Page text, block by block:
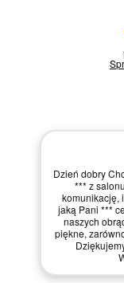
Dzień dobry
*** z
komunikację,
jaką Pani ***
naszych
piękne,